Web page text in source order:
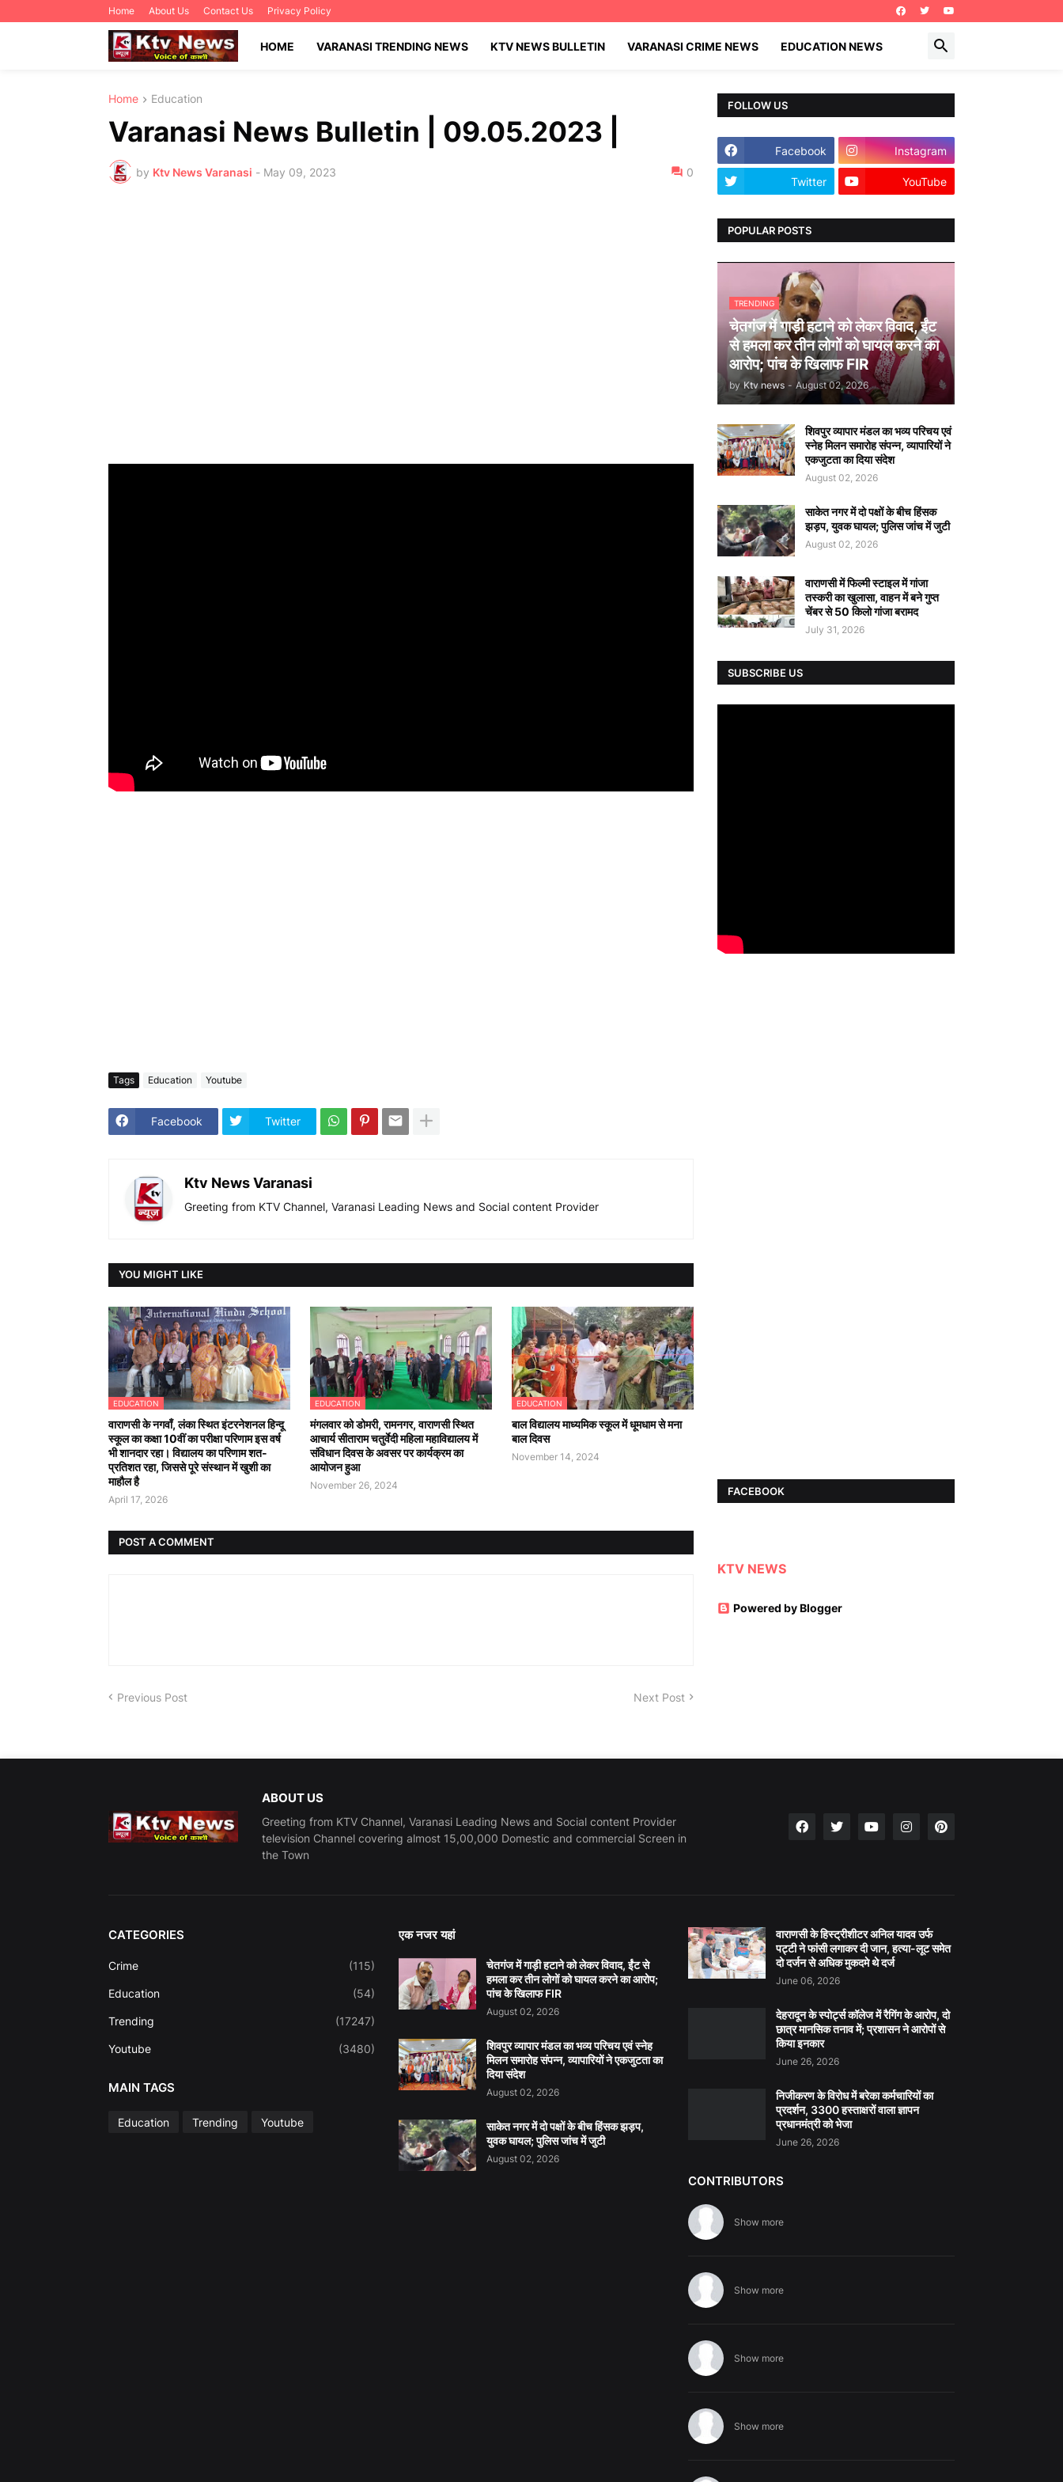
Home About Us Contact Us Privacy Policy
HOME VARANASI TRENDING NEWS KTV NEWS BULLETIN VARANASI CRIME NEWS EDUCATION NEWS
Home Education
Varanasi News Bulletin | 09.05.2023 |
by Ktv News Varanasi - May 09, 2023 0
Tags Education Youtube
Facebook Twitter
Ktv News Varanasi
Greeting from KTV Channel, Varanasi Leading News and Social content Provider
YOU MIGHT LIKE
EDUCATION
वाराणसी के नगवाँ, लंका स्थित इंटरनेशनल हिन्दू
स्कूल का कक्षा 10वीं का परीक्षा परिणाम इस वर्ष
भी शानदार रहा। विद्यालय का परिणाम शत-
प्रतिशत रहा, जिससे पूरे संस्थान में खुशी का
माहौल है
April 17, 2026
EDUCATION
मंगलवार को डोमरी, रामनगर, वाराणसी स्थित
आचार्य सीताराम चतुर्वेदी महिला महाविद्यालय में
संविधान दिवस के अवसर पर कार्यक्रम का
आयोजन हुआ
November 26, 2024
EDUCATION
बाल विद्यालय माध्यमिक स्कूल में धूमधाम से मना
बाल दिवस
November 14, 2024
POST A COMMENT
Previous Post Next Post
FOLLOW US
Facebook Instagram
Twitter YouTube
POPULAR POSTS
TRENDING
चेतगंज में गाड़ी हटाने को लेकर विवाद, ईंट
से हमला कर तीन लोगों को घायल करने का
आरोप; पांच के खिलाफ FIR
by Ktv news - August 02, 2026
शिवपुर व्यापार मंडल का भव्य परिचय एवं
स्नेह मिलन समारोह संपन्न, व्यापारियों ने
एकजुटता का दिया संदेश
August 02, 2026
साकेत नगर में दो पक्षों के बीच हिंसक
झड़प, युवक घायल; पुलिस जांच में जुटी
August 02, 2026
वाराणसी में फिल्मी स्टाइल में गांजा
तस्करी का खुलासा, वाहन में बने गुप्त
चेंबर से 50 किलो गांजा बरामद
July 31, 2026
SUBSCRIBE US
FACEBOOK
KTV NEWS
Powered by Blogger
ABOUT US
Greeting from KTV Channel, Varanasi Leading News and Social content Provider
television Channel covering almost 15,00,000 Domestic and commercial Screen in
the Town
CATEGORIES
Crime (115)
Education (54)
Trending (17247)
Youtube (3480)
MAIN TAGS
Education Trending Youtube
एक नजर यहां
चेतगंज में गाड़ी हटाने को लेकर विवाद, ईंट से
हमला कर तीन लोगों को घायल करने का आरोप;
पांच के खिलाफ FIR
August 02, 2026
शिवपुर व्यापार मंडल का भव्य परिचय एवं स्नेह
मिलन समारोह संपन्न, व्यापारियों ने एकजुटता का
दिया संदेश
August 02, 2026
साकेत नगर में दो पक्षों के बीच हिंसक झड़प,
युवक घायल; पुलिस जांच में जुटी
August 02, 2026
वाराणसी के हिस्ट्रीशीटर अनिल यादव उर्फ
पट्टी ने फांसी लगाकर दी जान, हत्या-लूट समेत
दो दर्जन से अधिक मुकदमे थे दर्ज
June 06, 2026
देहरादून के स्पोर्ट्स कॉलेज में रैगिंग के आरोप, दो
छात्र मानसिक तनाव में; प्रशासन ने आरोपों से
किया इनकार
June 26, 2026
निजीकरण के विरोध में बरेका कर्मचारियों का
प्रदर्शन, 3300 हस्ताक्षरों वाला ज्ञापन
प्रधानमंत्री को भेजा
June 26, 2026
CONTRIBUTORS
Show more
Show more
Show more
Show more